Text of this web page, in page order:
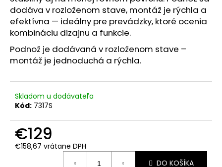
dodáva v rozloženom stave, montáž je rýchla a
efektívna — ideálny pre prevádzky, ktoré ocenia
kombináciu dizajnu a funkcie.
Podnož je dodávaná v rozloženom stave –
montáž je jednoduchá a rýchla.
Skladom u dodávateľa
Kód: 7317S
€129
€158,67 vrátane DPH
DO KOŠÍKA